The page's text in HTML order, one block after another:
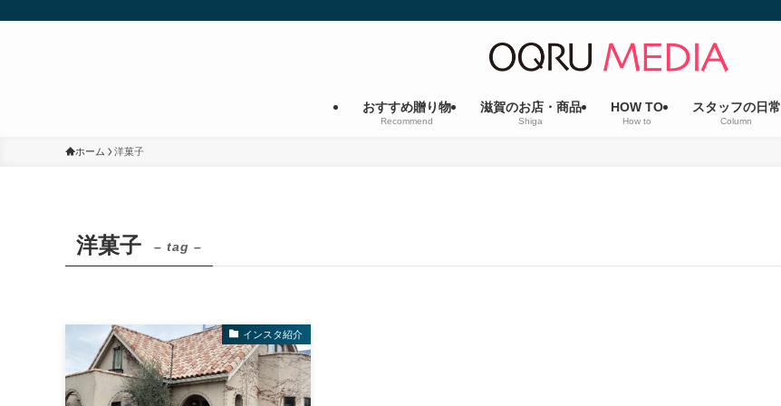
おすすめ贈り物
Recommend
滋賀のお店・商品
Shiga
HOW TO
How to
スタッフの日常
Column
ホーム 洋菓子
洋菓子 – tag –
インスタ紹介